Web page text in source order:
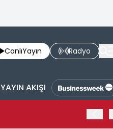
CanlıYayın Radyo
YAYIN AKIŞI